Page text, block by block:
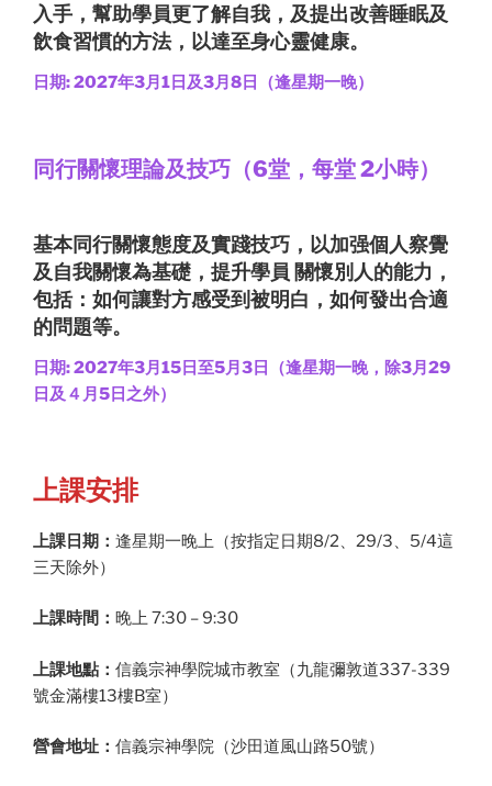
入手，幫助學員更了解自我，及提出改善睡眠及
飲食習慣的方法，以達至身心靈健康。
日期: 2027年3月1日及3月8 日（逢星期一晚）
同行關懷理論及技巧（6堂，每堂 2小時）
基本同行關懷態度及實踐技巧，以加强個人察覺
及自我關懷為基礎，提升學員 關懷別人的能力，
包括：如何讓對方感受到被明白，如何發出合適
的問題等。
日期: 2027年3月15日至5月3日（逢星期一晚，除3月29
日及４月5日之外）
上課安排
上課日期： 逢星期一晚上（按指定日期8/2、29/3、5/4這
三天除外）
上課時間： 晚上 7:30 – 9:30
上課地點： 信義宗神學院城市教室（九龍彌敦道337-339
號金滿樓13樓B室）
營會地址： 信義宗神學院（沙田道風山路50號）